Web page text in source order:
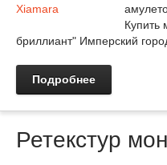
Купить
бриллиант" Имперский
Подробнее
Ретекстур